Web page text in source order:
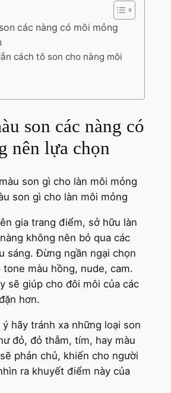
các nàng có môi mỏng
cách tô son cho nàng môi
son các nàng có
nên lựa chọn
son gì cho làn môi mỏng
gia trang điểm, sở hữu làn
không nên bỏ qua các
sáng. Đừng ngần ngại chọn
tone màu hồng, nude, cam.
sẽ giúp cho đôi môi của các
hơn.
hãy tránh xa những loại son
đỏ, đỏ thẫm, tím, hay màu
phản chủ, khiến cho người
ra khuyết điểm này của